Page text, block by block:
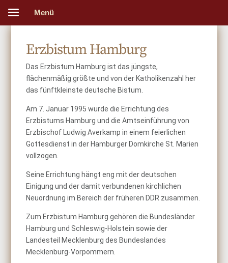
Erzbistum Hamburg
Das Erzbistum Hamburg ist das jüngste,
flächenmäßig größte und von der Katholikenzahl her
das fünftkleinste deutsche Bistum.
Am 7. Januar 1995 wurde die Errichtung des
Erzbistums Hamburg und die Amtseinführung von
Erzbischof Ludwig Averkamp in einem feierlichen
Gottesdienst in der Hamburger Domkirche St. Marien
vollzogen.
Seine Errichtung hängt eng mit der deutschen
Einigung und der damit verbundenen kirchlichen
Neuordnung im Bereich der früheren DDR zusammen.
Zum Erzbistum Hamburg gehören die Bundesländer
Hamburg und Schleswig-Holstein sowie der
Landesteil Mecklenburg des Bundeslandes
Mecklenburg-Vorpommern.
Menü